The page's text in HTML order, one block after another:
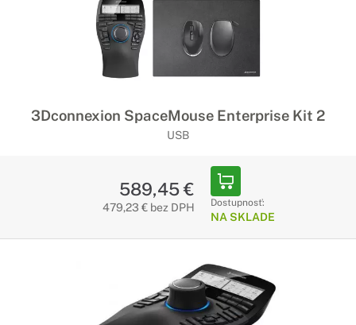
3Dconnexion SpaceMouse Enterprise Kit 2
USB
589,45 €
479,23 € bez DPH Dostupnosť:
NA SKLADE